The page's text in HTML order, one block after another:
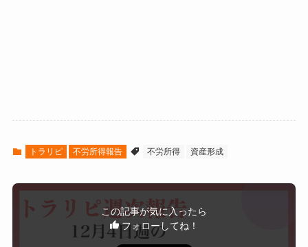
トラリピ 不労所得報告 不労所得 資産形成
この記事が気に入ったら
フォローしてね！